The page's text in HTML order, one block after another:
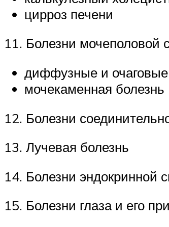
цирроз печени
11. Болезни мочеполовой
диффузные и
мочекаменная болезнь
12. Болезни
13. Лучевая болезнь
14. Болезни эндокринной
15. Болезни глаза и его